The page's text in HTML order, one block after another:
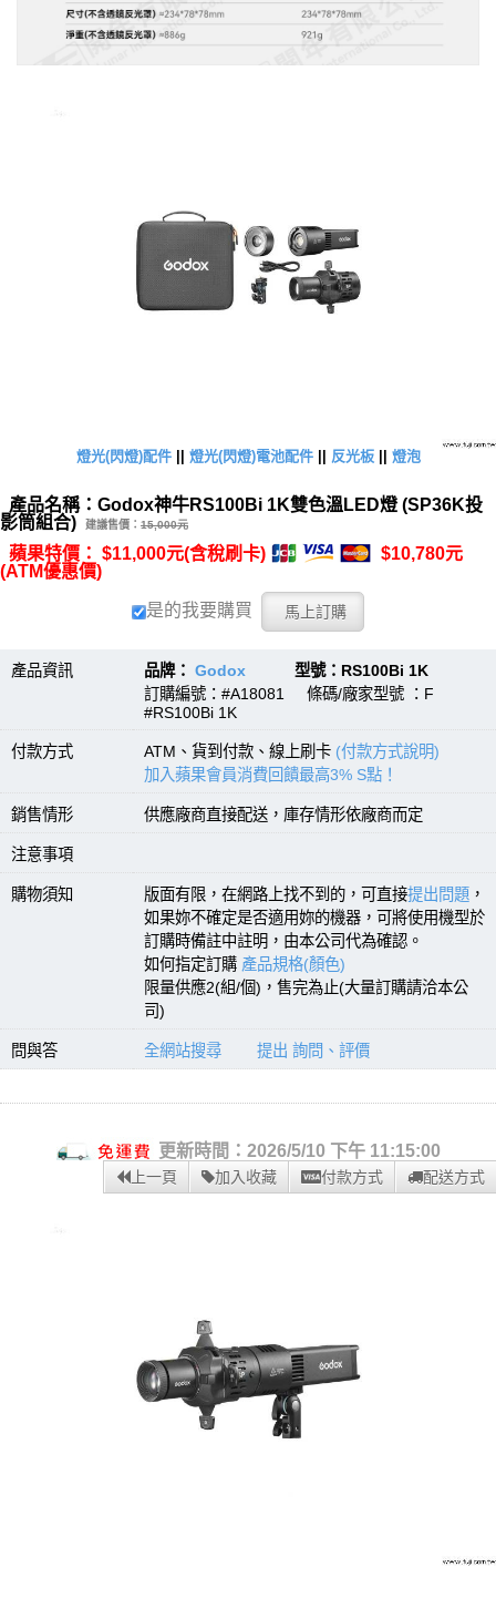
燈光(閃燈)配件|| 燈光(閃燈)電池配件|| 反光板|| 燈泡
產品名稱：Godox神牛RS100Bi 1K雙色溫LED燈 (SP36K投
影筒組合)
建議售價： 15,000元
蘋果特價： $11,000元(含稅刷卡)
$10,780元
(ATM優惠價)
是的我要購買
產品資訊 品牌： Godox 型號：RS100Bi 1K
訂購編號：#A18081 條碼/廠家型號 ：F
#RS100Bi 1K
付款方式 ATM、貨到付款、線上刷卡 (付款方式說明)
加入蘋果會員消費回饋最高3% S點！
銷售情形 供應廠商直接配送，庫存情形依廠商而定
注意事項
購物須知 版面有限，在網路上找不到的，可直接提出問題 ，
如果妳不確定是否適用妳的機器，可將使用機型於
訂購時備註中註明，由本公司代為確認。
如何指定訂購 產品規格(顏色)
限量供應2(組/個)，售完為止(大量訂購請洽本公
司)
問與答 全網站搜尋 提出 詢問、評價
更新時間：2026/5/10 下午 11:15:00
上一頁 加入收藏 付款方式 配送方式